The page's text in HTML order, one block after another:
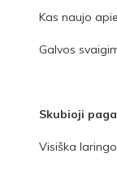
Kas naujo
Galvos
Skubioji
Visiška